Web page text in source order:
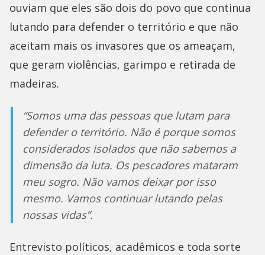
ouviam que eles são dois do povo que continua
lutando para defender o território e que não
aceitam mais os invasores que os ameaçam,
que geram violências, garimpo e retirada de
madeiras.
“Somos uma das pessoas que lutam para
defender o território. Não é porque somos
considerados isolados que não sabemos a
dimensão da luta. Os pescadores mataram
meu sogro. Não vamos deixar por isso
mesmo. Vamos continuar lutando pelas
nossas vidas”.
Entrevisto políticos, acadêmicos e toda sorte